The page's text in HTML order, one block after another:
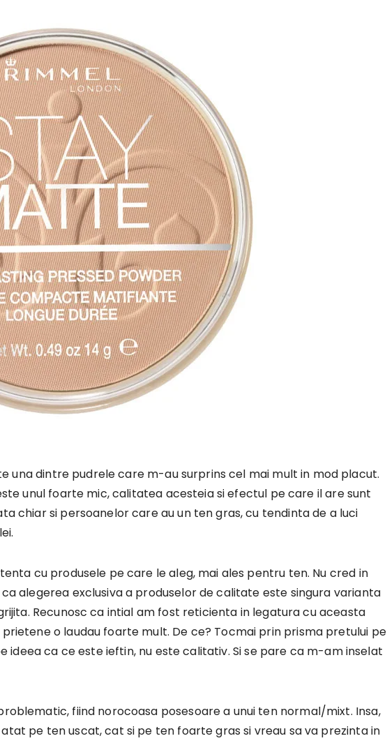
una dintre pudrele care m-au surprins cel mai mult in mod placut.
unul foarte mic, calitatea acesteia si efectul pe care il are sunt
chiar si persoanelor care au un ten gras, cu tendinta de a luci
cu produsele pe care le aleg, mai ales pentru ten. Nu cred in
alegerea exclusiva a produselor de calitate este singura varianta
Recunosc ca intial am fost reticienta in legatura cu aceasta
o laudau foarte mult. De ce? Tocmai prin prisma pretului pe
ideea ca ce este ieftin, nu este calitativ. Si se pare ca m-am inselat
fiind norocoasa posesoare a unui ten normal/mixt. Insa,
pe ten uscat, cat si pe ten foarte gras si vreau sa va prezinta in